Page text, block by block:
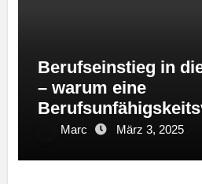
Berufseinstieg in
– warum eine
wichtig ist
Marc März 3, 2025